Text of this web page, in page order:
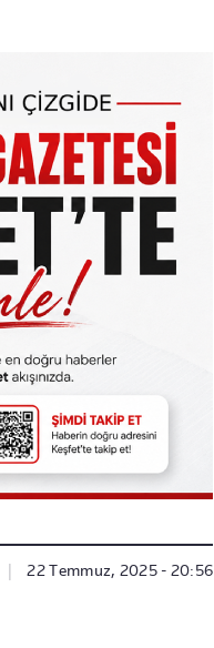
22 Temmuz, 2025 - 20:56